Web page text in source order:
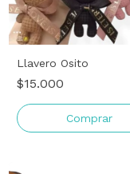
Llavero Osito
$15.000
Comprar